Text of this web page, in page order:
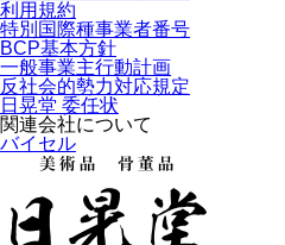
利用規約
特別国際種事業者番号
BCP基本方針
一般事業主行動計画
反社会的勢力対応規定
日晃堂 委任状
関連会社について
バイセル